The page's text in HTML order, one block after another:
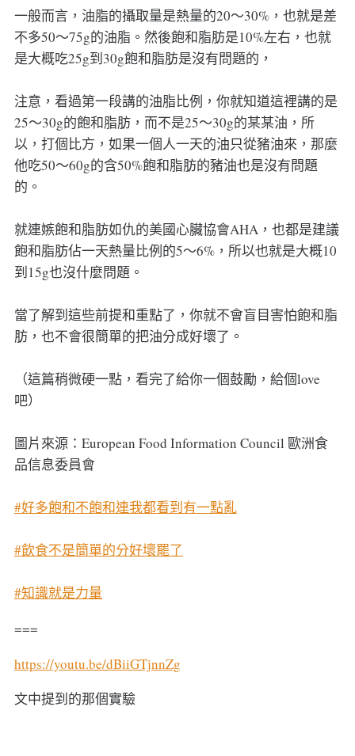
一般而言，油脂的攝取量是熱量的20～30%，也就是差
不多50～75g的油脂。然後飽和脂肪是10%左右，也就
是大概吃25g到30g飽和脂肪是沒有問題的，
注意，看過第一段講的油脂比例，你就知道這裡講的是
25～30g的飽和脂肪，而不是25～30g的某某油，所
以，打個比方，如果一個人一天的油只從豬油來，那麼
他吃50～60g的含50%飽和脂肪的豬油也是沒有問題
的。
就連嫉飽和脂肪如仇的美國心臟協會AHA，也都是建議
飽和脂肪佔一天熱量比例的5～6%，所以也就是大概10
到15g也沒什麼問題。
當了解到這些前提和重點了，你就不會盲目害怕飽和脂
肪，也不會很簡單的把油分成好壞了。
（這篇稍微硬一點，看完了給你一個鼓勵，給個love
吧）
圖片來源：European Food Information Council 歐洲食
品信息委員會
#好多飽和不飽和連我都看到有一點亂
#飲食不是簡單的分好壞罷了
#知識就是力量
===
https://youtu.be/dBiiGTjnnZg
文中提到的那個實驗